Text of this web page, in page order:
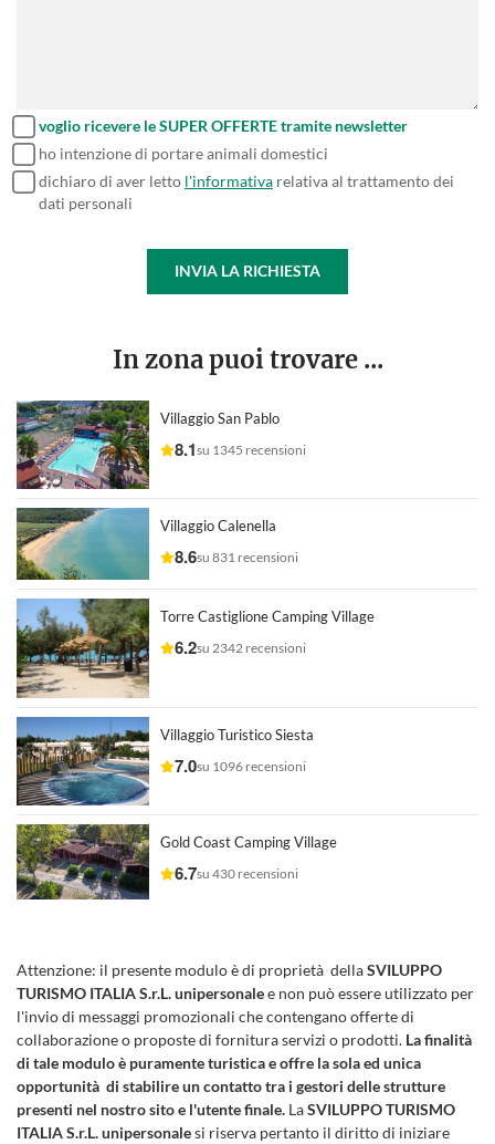
voglio ricevere le SUPER OFFERTE tramite newsletter
ho intenzione di portare animali domestici
dichiaro di aver letto l'informativa relativa al trattamento dei
dati personali
INVIA LA RICHIESTA
In zona puoi trovare ...
Villaggio San Pablo
8.1su 1345 recensioni
Villaggio Calenella
8.6su 831 recensioni
Torre Castiglione Camping Village
6.2su 2342 recensioni
Villaggio Turistico Siesta
7.0su 1096 recensioni
Gold Coast Camping Village
6.7su 430 recensioni
Attenzione: il presente modulo è di proprietà dellaSVILUPPO
TURISMO ITALIA S.r.L. unipersonalee non può essere utilizzato per
l'invio di messaggi promozionali che contengano offerte di
collaborazione o proposte di fornitura servizi o prodotti. La finalità
di tale modulo è puramente turistica e offre la sola ed unica
opportunità di stabilire un contatto tra i gestori delle strutture
presenti nel nostro sito e l'utente finale. LaSVILUPPO TURISMO
ITALIA S.r.L. unipersonalesi riserva pertanto il diritto di iniziare